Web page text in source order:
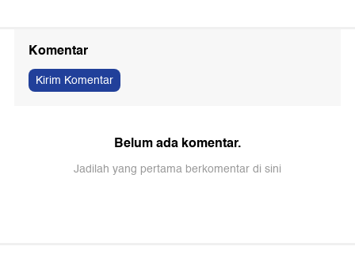
Komentar
Kirim Komentar
Belum ada komentar.
Jadilah yang pertama berkomentar di sini